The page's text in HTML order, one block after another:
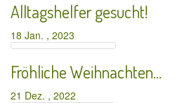
Alltagshelfer gesucht!
18 Jan. , 2023
Fröhliche Weihnachten…
21 Dez. , 2022